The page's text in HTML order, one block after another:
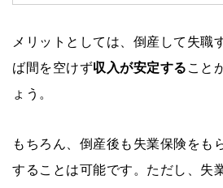
メリットとしては、倒産して失職
ば間を空けず収入が安定する こと
ょう。
もちろん、倒産後も失業保険をも
することは可能です。ただし、失